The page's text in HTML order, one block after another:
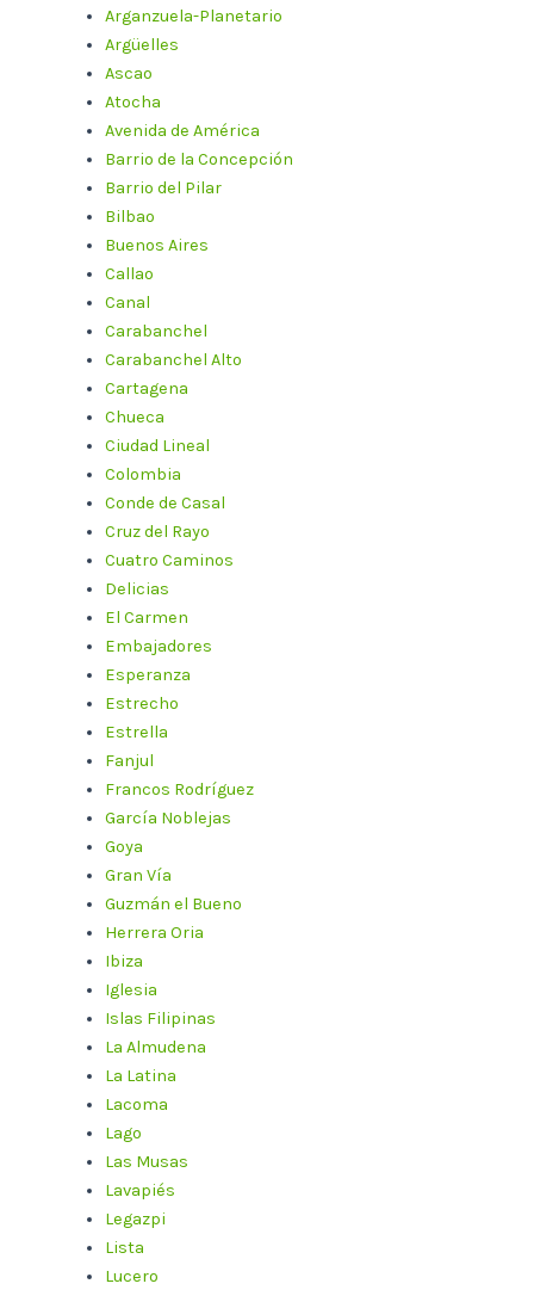
Arganzuela-Planetario
Argüelles
Ascao
Atocha
Avenida de América
Barrio de la Concepción
Barrio del Pilar
Bilbao
Buenos Aires
Callao
Canal
Carabanchel
Carabanchel Alto
Cartagena
Chueca
Ciudad Lineal
Colombia
Conde de Casal
Cruz del Rayo
Cuatro Caminos
Delicias
El Carmen
Embajadores
Esperanza
Estrecho
Estrella
Fanjul
Francos Rodríguez
García Noblejas
Goya
Gran Vía
Guzmán el Bueno
Herrera Oria
Ibiza
Iglesia
Islas Filipinas
La Almudena
La Latina
Lacoma
Lago
Las Musas
Lavapiés
Legazpi
Lista
Lucero